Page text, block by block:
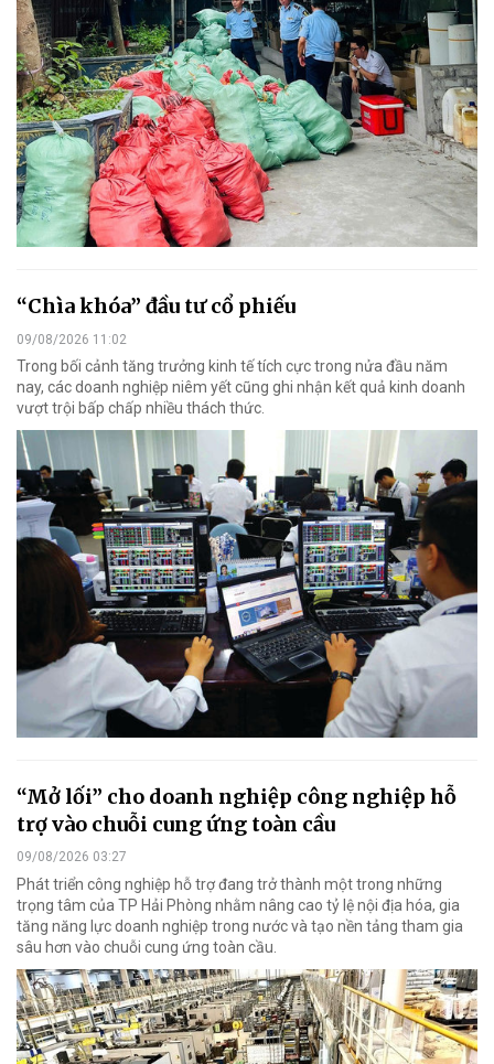
“Chìa khóa” đầu tư cổ phiếu
09/08/2026 11:02
Trong bối cảnh tăng trưởng kinh tế tích cực trong nửa đầu năm
nay, các doanh nghiệp niêm yết cũng ghi nhận kết quả kinh doanh
vượt trội bấp chấp nhiều thách thức.
“Mở lối” cho doanh nghiệp công nghiệp hỗ
trợ vào chuỗi cung ứng toàn cầu
09/08/2026 03:27
Phát triển công nghiệp hỗ trợ đang trở thành một trong những
trọng tâm của TP Hải Phòng nhằm nâng cao tỷ lệ nội địa hóa, gia
tăng năng lực doanh nghiệp trong nước và tạo nền tảng tham gia
sâu hơn vào chuỗi cung ứng toàn cầu.